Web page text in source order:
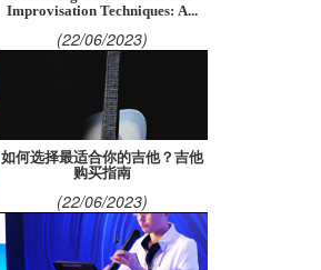
Improvisation Techniques: A...
(22/06/2023)
如何选择最适合你的吉他？吉他
购买指南
(22/06/2023)